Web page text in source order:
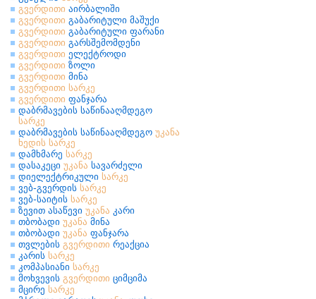
გვერდითი აირბალიში
გვერდითი გაბარიტული მაშუქი
გვერდითი გაბარიტული ფარანი
გვერდითი გარსშემომდენი
გვერდითი ელექტროდი
გვერდითი ზოლი
გვერდითი მინა
გვერდითი სარკე
გვერდითი ფანჯარა
დაბრმავების საწინააღმდეგო
სარკე
დაბრმავების საწინააღმდეგო უკანა
ხედის სარკე
დამხმარე სარკე
დასაკეცი უკანა სავარძელი
დიელექტრიკული სარკე
ვებ-გვერდის სარკე
ვებ-საიტის სარკე
ზევით ასაწევი უკანა კარი
თბობადი უკანა მინა
თბობადი უკანა ფანჯარა
თვლების გვერდითი რეაქცია
კარის სარკე
კომპასიანი სარკე
მოხვევის გვერდითი ციმციმა
მცირე სარკე